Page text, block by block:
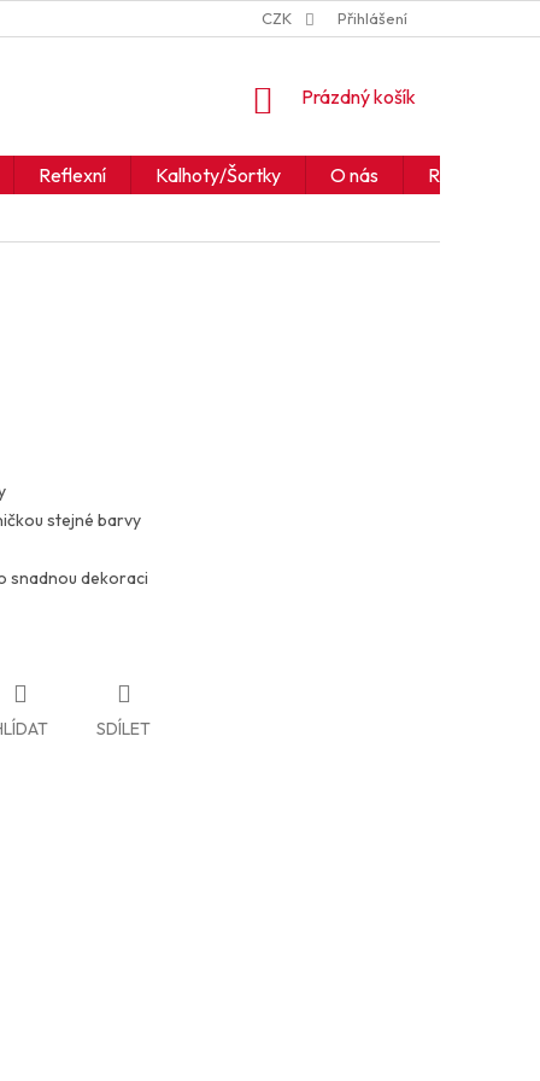
JAK ČÍST IKONY A SYMBOLY OBCHODNÍ
CZK Přihlášení
NÁKUPNÍ
Prázdný košík
Reflexní Kalhoty/Šortky O nás Realizace
stejné barvy
snadnou dekoraci
SDÍLET